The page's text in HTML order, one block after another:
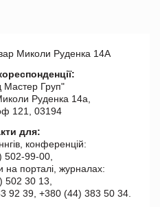
Миколи Руденка 14А
Груп"
Руденка 14а,
121, 03194
для:
конференцій:
502-99-00,
порталі, журналах:
502 30 13,
92 39, +380 (44) 383 50 34.